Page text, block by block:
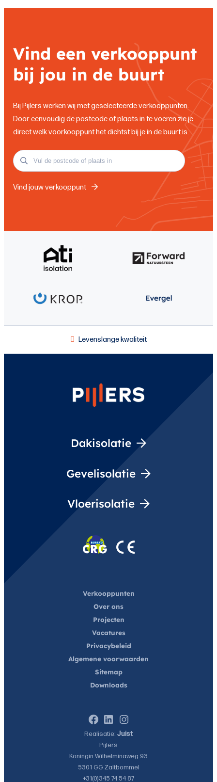
Vind een verkooppunt
bij jou in de buurt
Bij Pijlers werken wij met geselecteerde verkooppunten.
Door eenvoudig de postcode of plaats in te voeren zie je
direct welk voorkooppunt het dichtst bij je in de buurt is.
Vind jouw verkooppunt
Levenslange kwaliteit
Dakisolatie
Gevelisolatie
Vloerisolatie
Pijlers
Koningin Wilhelminaweg 93
5301 GG Zaltbommel
+31(0)345 74 54 87
Verkooppunten
Over ons
Projecten
Vacatures
Privacybeleid
Algemene voorwaarden
Sitemap
Downloads
Realisatie: Juist
Facebook
LinkedIn
Instagram